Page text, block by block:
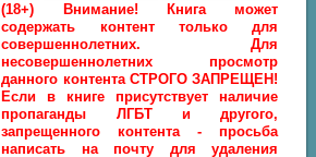
(18+) Внимание! Книга может
содержать контент только для
совершеннолетних. Для
несовершеннолетних просмотр
данного контента СТРОГО ЗАПРЕЩЕН!
Если в книге присутствует наличие
пропаганды ЛГБТ и другого,
запрещенного контента - просьба
написать на почту для удаления